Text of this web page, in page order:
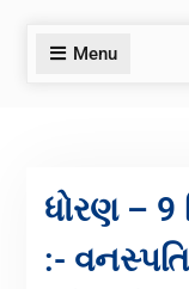
Menu
ધોરણ – 9
:-